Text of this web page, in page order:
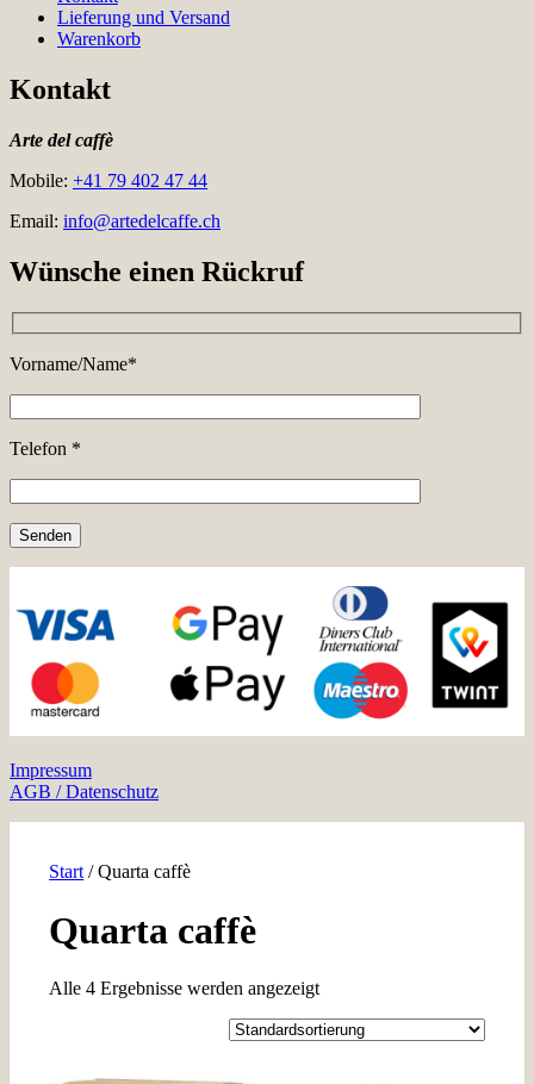
Lieferung und Versand
Warenkorb
Kontakt
Arte del caffè
Mobile: +41 79 402 47 44
Email: info@artedelcaffe.ch
Wünsche einen Rückruf
Vorname/Name*
Telefon *
Impressum
AGB / Datenschutz
Start / Quarta caffè
Quarta caffè
Alle 4 Ergebnisse werden angezeigt